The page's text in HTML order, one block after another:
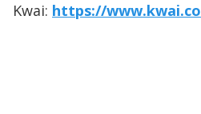
Kwai: https://